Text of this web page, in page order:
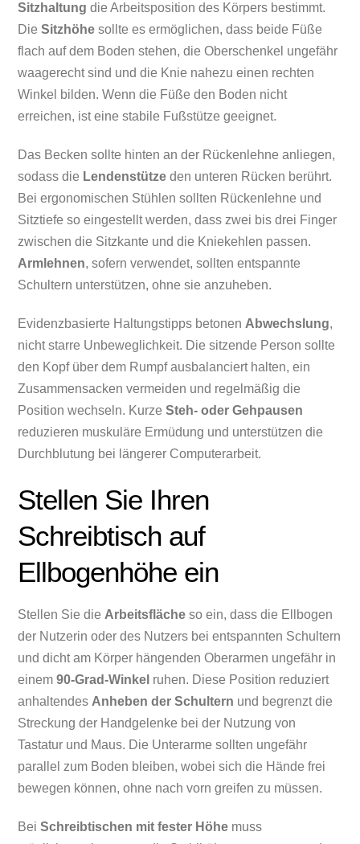
Sitzhaltung die Arbeitsposition des Körpers bestimmt.
DieSitzhöhe sollte es ermöglichen, dass beide Füße
flach auf dem Boden stehen, die Oberschenkel ungefähr
waagerecht sind und die Knie nahezu einen rechten
Winkel bilden. Wenn die Füße den Boden nicht
erreichen, ist eine stabile Fußstütze geeignet.
Das Becken sollte hinten an der Rückenlehne anliegen,
sodass die Lendenstütze den unteren Rücken berührt.
Bei ergonomischen Stühlen sollten Rückenlehne und
Sitztiefe so eingestellt werden, dass zwei bis drei Finger
zwischen die Sitzkante und die Kniekehlen passen.
Armlehnen, sofern verwendet, sollten entspannte
Schultern unterstützen, ohne sie anzuheben.
Evidenzbasierte Haltungstipps betonen Abwechslung,
nicht starre Unbeweglichkeit. Die sitzende Person sollte
den Kopf über dem Rumpf ausbalanciert halten, ein
Zusammensacken vermeiden und regelmäßig die
Position wechseln. KurzeSteh- oder Gehpausen
reduzieren muskuläre Ermüdung und unterstützen die
Durchblutung bei längerer Computerarbeit.
Stellen Sie Ihren
Schreibtisch auf
Ellbogenhöhe ein
Stellen Sie die Arbeitsfläche so ein, dass die Ellbogen
der Nutzerin oder des Nutzers bei entspannten Schultern
und dicht am Körper hängenden Oberarmen ungefähr in
einem90-Grad-Winkel ruhen. Diese Position reduziert
anhaltendes Anheben der Schultern und begrenzt die
Streckung der Handgelenke bei der Nutzung von
Tastatur und Maus. Die Unterarme sollten ungefähr
parallel zum Boden bleiben, wobei sich die Hände frei
bewegen können, ohne nach vorn greifen zu müssen.
BeiSchreibtischen mit fester Höhe muss